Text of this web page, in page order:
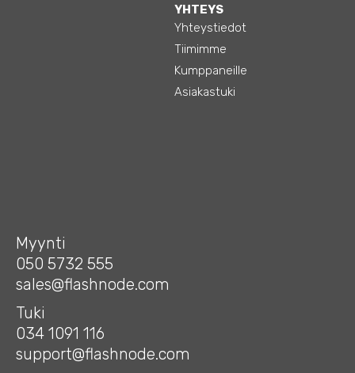
YHTEYS
Yhteystiedot
Tiimimme
Kumppaneille
Asiakastuki
Myynti
050 5732 555
sales@flashnode.com
Tuki
034 1091 116
support@flashnode.com